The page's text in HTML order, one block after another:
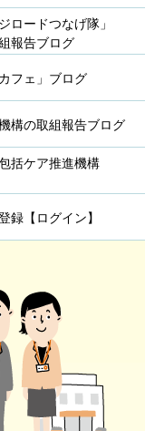
シート
地域包括支援センター
認知症の方やその家族の
認知症初期集中支援
チーム
認知症高齢者等
行方不明時の早期発見
若年性認知症支援チー
（おれんじブリッジ）
認
認
ア
ロードつなげ隊」
報告ブログ
フェ」ブログ
構の取組報告ブログ
括ケア推進機構
録【ログイン】